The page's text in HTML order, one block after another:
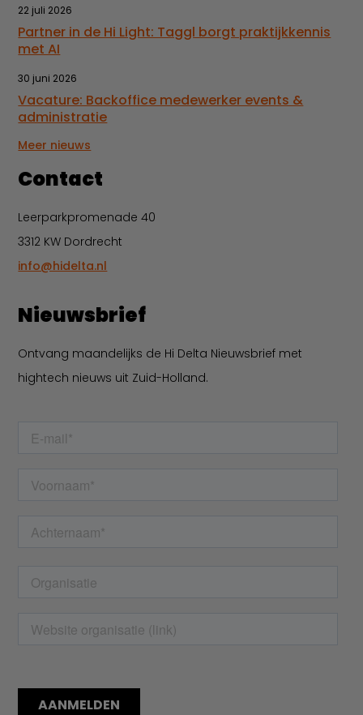
22 juli 2026
Partner in de Hi Light: Taggl borgt praktijkkennis
met AI
30 juni 2026
Vacature: Backoffice medewerker events &
administratie
Meer nieuws
Contact
Leerparkpromenade 40
3312 KW Dordrecht
info@hidelta.nl
Nieuwsbrief
Ontvang maandelijks de Hi Delta Nieuwsbrief met
hightech nieuws uit Zuid-Holland.